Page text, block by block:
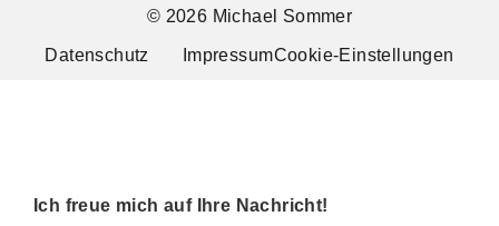
© 2026 Michael Sommer
Datenschutz ImpressumCookie-Einstellungen
Ich freue mich auf Ihre Nachricht!